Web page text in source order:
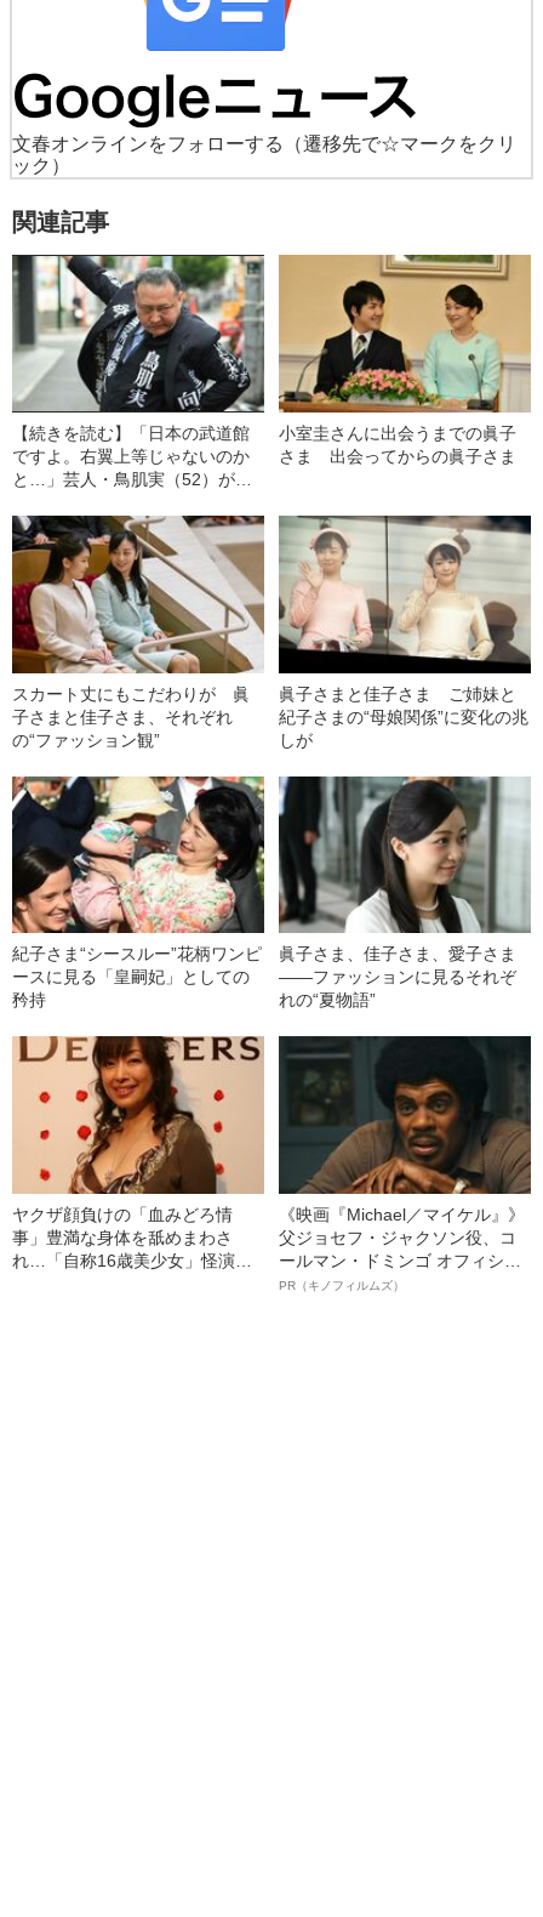
文春オンラインをフォローする
（遷移先で☆マークをクリ
ック）
関連記事
【続きを読む】「日本の武道館
ですよ。右翼上等じゃないのか
と…」芸人・鳥肌実（52）が、
な理由”
小室圭さんに出会うまでの眞子
さま 出会ってからの眞子さま
スカート丈にもこだわりが 眞
子さまと佳子さま、それぞれ
の“ファッション観”
眞子さまと佳子さま ご姉妹と
紀子さまの“母娘関係”に変化の兆
しが
紀子さま“シースルー”花柄ワンピ
ースに見る「皇嗣妃」としての
矜持
眞子さま、佳子さま、愛子さま
――ファッションに見るそれぞ
れの“夏物語”
ヤクザ顔負けの「血みどろ情
事」豊満な身体を舐めまわさ
れ…「自称16歳美少女」怪演
《映画『Michael／マイケル』》
父ジョセフ・ジャクソン役、コ
ールマン・ドミンゴ オフィシャ
ルインタビュー“観客を魅了した
PR（キノフィルムズ）